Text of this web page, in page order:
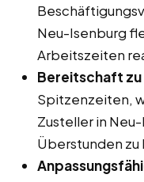
Neu-Isenburg
Arbeitszeiten
Bereitschaft
Spitzenzeiten,
Zusteller in
Überstunden zu